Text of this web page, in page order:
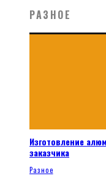
РАЗНОЕ
Изготовление
заказчика
Разное